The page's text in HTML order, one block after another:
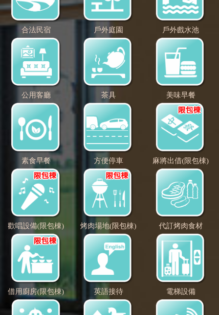
合法民宿 戶外庭園 戶外戲水池
公用客廳 茶具 美味早餐
素食早餐 方便停車 麻將出借(限包棟)
歡唱設備(限包棟) 烤肉場地(限包棟) 代訂烤肉食材
借用廚房(限包棟) 英語接待 電梯設備